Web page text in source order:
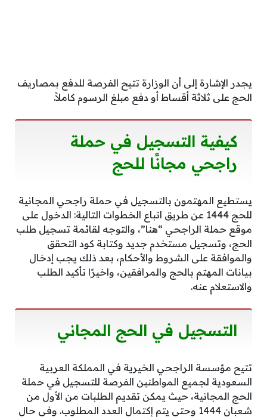
يجدر الإشارة إلى أن الوزارة تتيح الفرصة للدفع بمصاريف
الحج على ثلاثة أقساط أو دفع مبلغ الرسوم كاملاً.
كيفية التسجيل في حملة
راجحي مجانًا للحج
يستطيع المهتمون بالتسجيل في حملة راجحي المجانية
للحج 1444 عن طريق اتباع الخطوات التالية: الدخول على
موقع حملة الراجحي “هنا”، والتوجه لقائمة تسجيل طلب
الحج، وتسجيل مستخدم جديد وكتابة كود التحقق
والموافقة على الشروط والأحكام، بعد ذلك يجب إدخال
بيانات المهتم بالحج والمرافقين، واخيرًا تأكيد الطلب
والاستعلام عنه.
التسجيل في الحج المجاني
تتيح مؤسسة الراجحي الخيرية في المملكة العربية
السعودية لجميع المواطنين الفرصة للتسجيل في حملة
الحج المجانية، حيث يمكن تقديم الطلبات من الأول من
شعبان 1444 وحتى يتم إكتمال العدد المطلوب. وفي حال